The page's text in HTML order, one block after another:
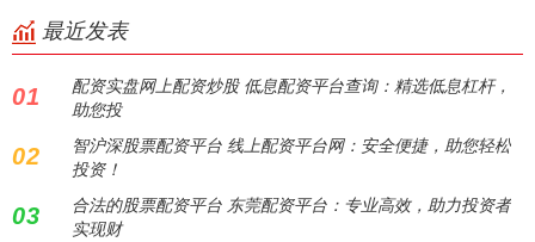
最近发表
01
配资实盘网上配资炒股 低息配资平台查询：精选低息杠杆，
助您投
02
智沪深股票配资平台 线上配资平台网：安全便捷，助您轻松
投资！
03
合法的股票配资平台 东莞配资平台：专业高效，助力投资者
实现财